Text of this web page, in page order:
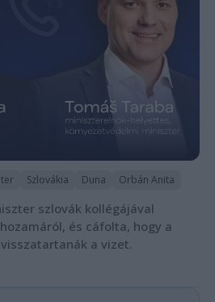
Szlovákia Duna Orbán Anita
szlovák kollégájával
és cáfolta, hogy a
a vizet.